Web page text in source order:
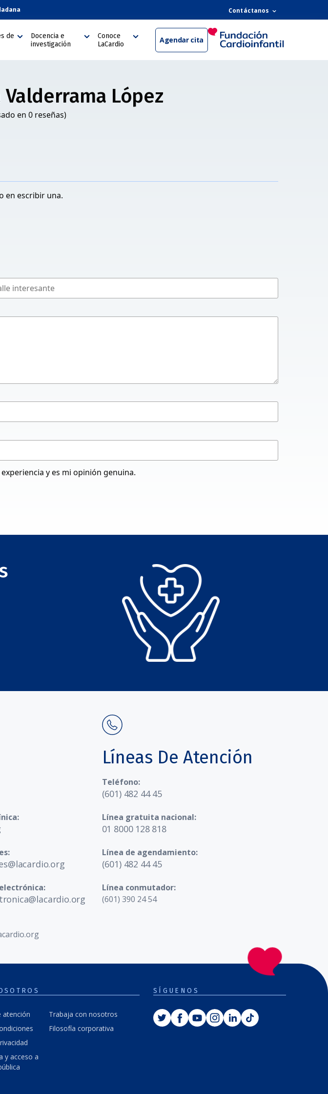
Contáctanos
de
Docencia e
investigación
Conoce
LaCardio
Agendar cita
López
en 0 reseñas)
en escribir una.
y es mi opinión genuina.
Líneas De Atención
Teléfono:
(601) 482 44 45
Línea gratuita nacional:
01 8000 128 818
Línea de agendamiento:
(601) 482 44 45
Línea conmutador:
(601) 390 24 54
atención
y acceso a
Trabaja con nosotros
Filosofía corporativa
SÍGUENOS
TwitterFacebook
YoutubeInstagram
LinkedinTiktok